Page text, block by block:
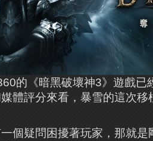
的《暗黑破壞神3》遊戲已
體評分來看，暴雪的這次
個疑問困擾著玩家，那就是